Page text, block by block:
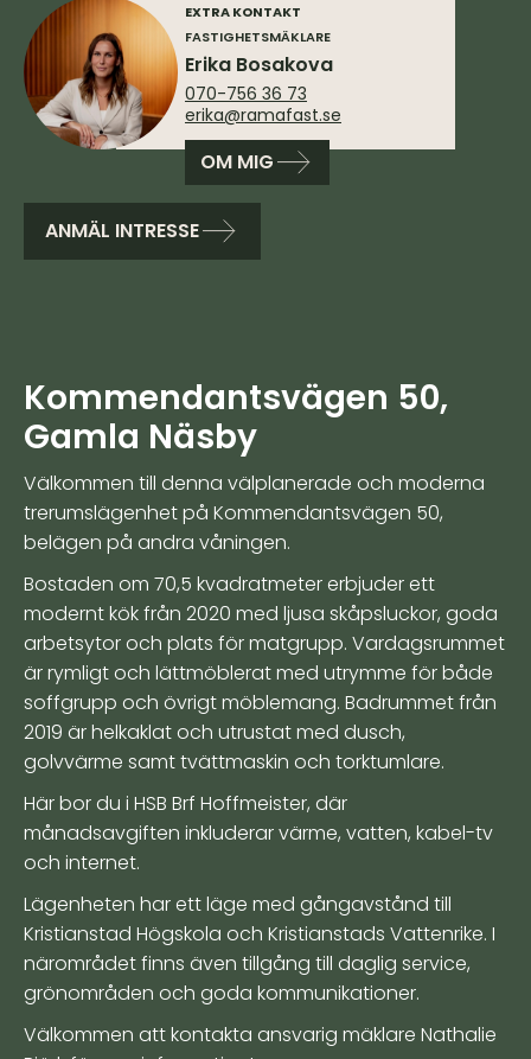
EXTRA KONTAKT
FASTIGHETSMÄKLARE
Erika Bosakova
070-756 36 73
erika@ramafast.se
OM MIG
ANMÄL INTRESSE
Kommendantsvägen 50,
Gamla Näsby
Välkommen till denna välplanerade och moderna
trerumslägenhet på Kommendantsvägen 50,
belägen på andra våningen.
Bostaden om 70,5 kvadratmeter erbjuder ett
modernt kök från 2020 med ljusa skåpsluckor, goda
arbetsytor och plats för matgrupp. Vardagsrummet
är rymligt och lättmöblerat med utrymme för både
soffgrupp och övrigt möblemang. Badrummet från
2019 är helkaklat och utrustat med dusch,
golvvärme samt tvättmaskin och torktumlare.
Här bor du i HSB Brf Hoffmeister, där
månadsavgiften inkluderar värme, vatten, kabel-tv
och internet.
Lägenheten har ett läge med gångavstånd till
Kristianstad Högskola och Kristianstads Vattenrike. I
närområdet finns även tillgång till daglig service,
grönområden och goda kommunikationer.
Välkommen att kontakta ansvarig mäklare Nathalie